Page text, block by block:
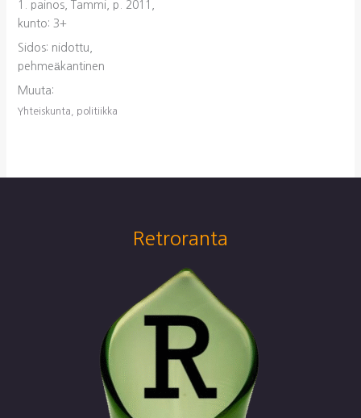
1. painos, Tammi, p. 2011,
kunto: 3+
Sidos: nidottu,
pehmeäkantinen
Muuta:
Yhteiskunta, politiikka
Retroranta